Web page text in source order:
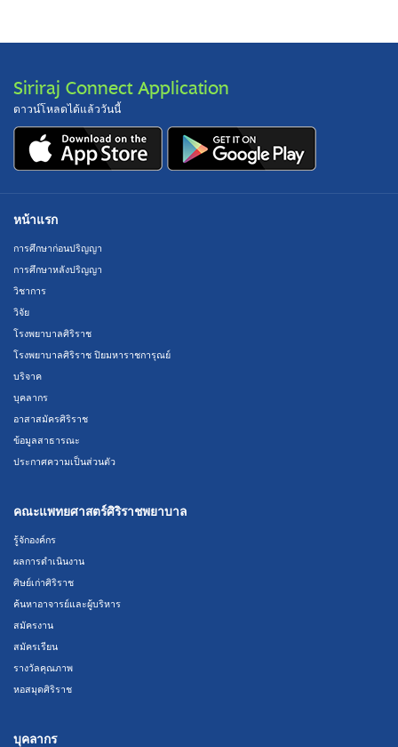
Siriraj Connect Application
ดาวน์โหลดได้แล้ววันนี้
หน้าแรก
การศึกษาก่อนปริญญา
การศึกษาหลังปริญญา
วิชาการ
วิจัย
โรงพยาบาลศิริราช
โรงพยาบาลศิริราช ปิยมหาราชการุณย์
บริจาค
บุคลากร
อาสาสมัครศิริราช
ข้อมูลสาธารณะ
ประกาศความเป็นส่วนตัว
คณะแพทยศาสตร์ศิริราชพยาบาล
รู้จักองค์กร
ผลการดำเนินงาน
ศิษย์เก่าศิริราช
ค้นหาอาจารย์และผู้บริหาร
สมัครงาน
สมัครเรียน
รางวัลคุณภาพ
หอสมุดศิริราช
บุคลากร